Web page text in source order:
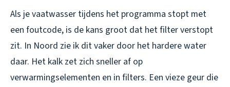
Als je vaatwasser tijdens het programma stopt met
een foutcode, is de kans groot dat het filter verstopt
zit. In Noord zie ik dit vaker door het hardere water
daar. Het kalk zet zich sneller af op
verwarmingselementen en in filters. Een vieze geur die